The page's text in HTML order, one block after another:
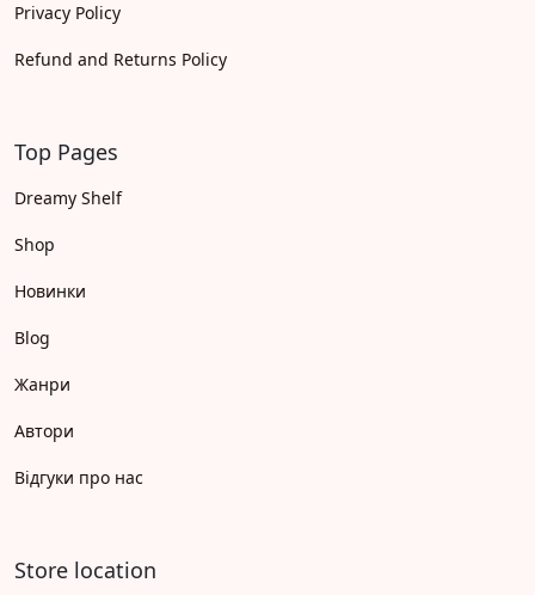
Privacy Policy
Refund and Returns Policy
Top Pages
Dreamy Shelf
Shop
Новинки
Blog
Жанри
Автори
Відгуки про нас
Store location